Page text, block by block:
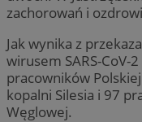
zachorowań i
Jak wynika z
wirusem SARS-CoV-
pracowników
kopalni Silesia i 97
Węglowej.